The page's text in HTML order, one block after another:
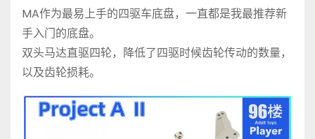
MA作为最易上手的四驱车底盘，一直都是我最推荐新
手入门的底盘。
双头马达直驱四轮，降低了四驱时候齿轮传动的数量，
以及齿轮损耗。